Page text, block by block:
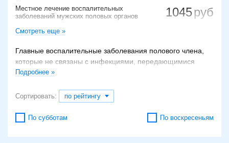
Местное лечение воспалительных
заболеваний мужских половых органов
1045
Медикаментозная обработка полового
члена при баланопостите
Лазеропунктура в урологии, 1 сеанс 700
Смотреть еще »
Главные воспалительные заболевания полового члена,
которые не связаны с инфекциями, передающимися
половым путем, — это баланопостит и кавернит.
Баланопостит — воспаление внутренней поверхности
крайней плоти пениса (постит) с одновременным
поражением головки (баланит). Эта патология
развивается из-за нечистоплотного содержания половых
Подробнее »
Сортировать: по рейтингу
По субботам По воскресеньям